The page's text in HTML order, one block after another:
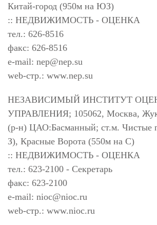
Китай-город (950м на ЮЗ)
:: НЕДВИЖИМОСТЬ - ОЦЕНКА
тел.: 626-8516
факс: 626-8516
e-mail: nep@nep.su
web-стр.: www.nep.su
НЕЗАВИСИМЫЙ ИНСТИТУТ
УПРАВЛЕНИЯ; 105062, Москва,
(р-н) ЦАО:Басманный; ст.м. Чистые
З), Красные Ворота (550м на С)
:: НЕДВИЖИМОСТЬ - ОЦЕНКА
тел.: 623-2100 - Секретарь
факс: 623-2100
e-mail: nioc@nioc.ru
web-стр.: www.nioc.ru